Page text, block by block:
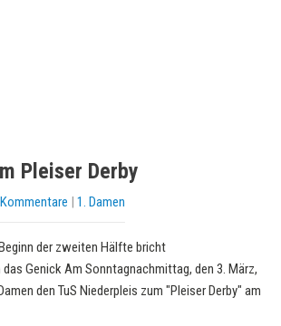
Pleiser Derby
| 1. Damen
der zweiten Hälfte bricht
das Genick Am Sonntagnachmittag, den 3. März,
den TuS Niederpleis zum "Pleiser Derby" am